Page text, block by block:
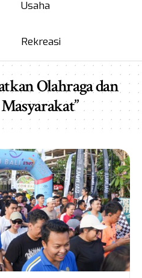
Usaha
Rekreasi
Olahraga dan